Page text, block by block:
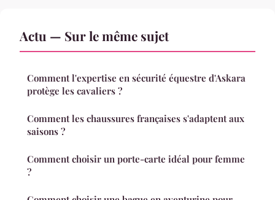
Actu — Sur le même sujet
Comment l'expertise en sécurité équestre d'Askara
protège les cavaliers ?
Comment les chaussures françaises s'adaptent aux
saisons ?
Comment choisir un porte-carte idéal pour femme
?